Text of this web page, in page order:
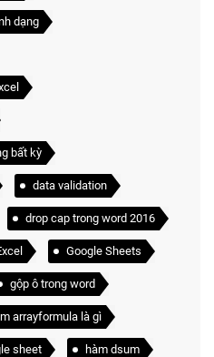
dạng
bất kỳ
data validation
drop cap trong word 2016
Google Sheets
gộp ô trong word
arrayformula là gì
sheet hàm dsum